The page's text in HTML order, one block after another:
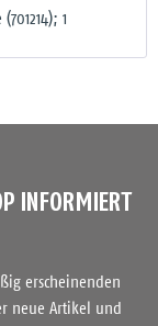
1
INFORMIERT
erscheinenden
neue Artikel und